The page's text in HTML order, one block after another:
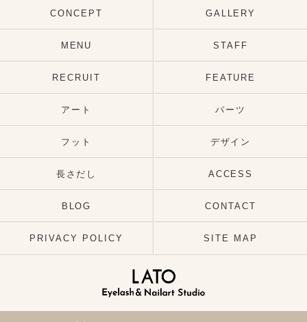
CONCEPT GALLERY
MENU STAFF
RECRUIT FEATURE
アート パーツ
フット デザイン
長さだし ACCESS
BLOG CONTACT
PRIVACY POLICY SITE MAP